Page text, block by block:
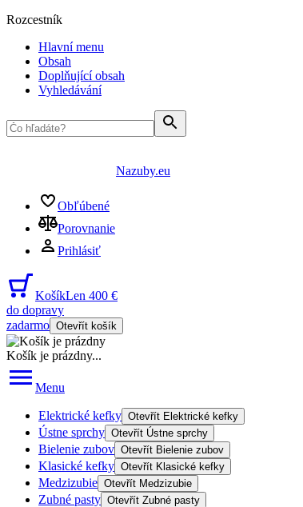
Rozcestník
Hlavní menu
Obsah
Doplňující obsah
Vyhledávání
Nazuby.eu
Obľúbené
Porovnanie
Prihlásiť
KošíkLen 400 €
do dopravy
zadarmo Otevřít košík
Košík je prázdny...
Menu
Elektrické kefky Otevřít Elektrické kefky
Ústne sprchy Otevřít Ústne sprchy
Bielenie zubov Otevřít Bielenie zubov
Klasické kefky Otevřít Klasické kefky
Medzizubie Otevřít Medzizubie
Zubné pasty Otevřít Zubné pasty